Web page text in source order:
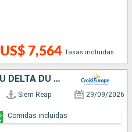
US$ 7,564 Tasas incluidas
DES TEMPLES D'ANGKOR AU DELTA DU MÉKONG, LES VILLES IMPÉRIALES, HANOÏ ET LA BAIE D'ALONG
Siem Reap 29/09/2026
Comidas incluidas